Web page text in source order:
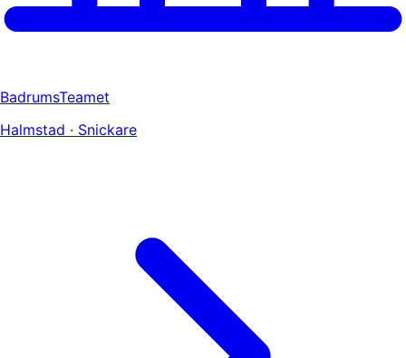
BadrumsTeamet
Halmstad · Snickare